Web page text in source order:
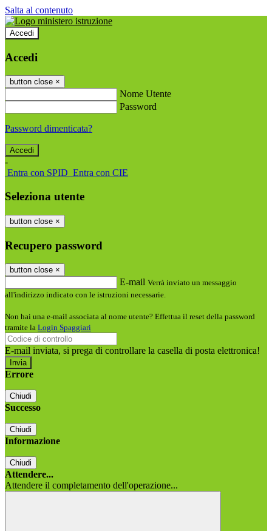
Salta al contenuto
Accedi
Accedi
button close ×
Nome Utente
Password
Password dimenticata?
-
Entra con SPID Entra con CIE
Seleziona utente
button close ×
Recupero password
button close ×
E-mail Verrà inviato un messaggio
all'indirizzo indicato con le istruzioni necessarie.
Non hai una e-mail associata al nome utente? Effettua il reset della password
tramite la Login Spaggiari
E-mail inviata, si prega di controllare la casella di posta elettronica!
Errore
Chiudi
Successo
Chiudi
Informazione
Chiudi
Attendere...
Attendere il completamento dell'operazione...